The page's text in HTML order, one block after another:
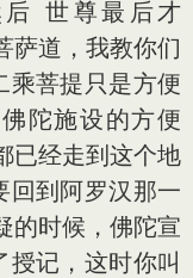
世尊最后才
萨道，我教你们
乘菩提只是方便
陀施设的方便
已经走到这个地
回到阿罗汉那一
的时候，佛陀宣
记，这时你叫